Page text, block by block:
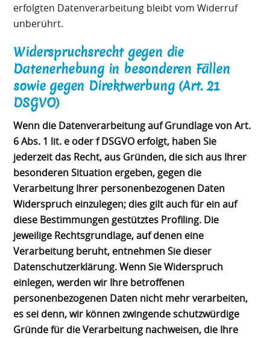
erfolgten Datenverarbeitung bleibt vom Widerruf
unberührt.
Widerspruchsrecht gegen die
Datenerhebung in besonderen Fällen
sowie gegen Direktwerbung (Art. 21
DSGVO)
Wenn die Datenverarbeitung auf Grundlage von Art.
6 Abs. 1 lit. e oder f DSGVO erfolgt, haben Sie
jederzeit das Recht, aus Gründen, die sich aus Ihrer
besonderen Situation ergeben, gegen die
Verarbeitung Ihrer personenbezogenen Daten
Widerspruch einzulegen; dies gilt auch für ein auf
diese Bestimmungen gestütztes Profiling. Die
jeweilige Rechtsgrundlage, auf denen eine
Verarbeitung beruht, entnehmen Sie dieser
Datenschutzerklärung. Wenn Sie Widerspruch
einlegen, werden wir Ihre betroffenen
personenbezogenen Daten nicht mehr verarbeiten,
es sei denn, wir können zwingende schutzwürdige
Gründe für die Verarbeitung nachweisen, die Ihre